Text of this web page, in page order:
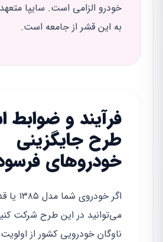
خودرو الزامی است. سایپا
به این قشر از جامعه است.
فرآیند و ضوابط
طرح جایگزینی
خودروهای
اگر
می‌توانید در این طرح شرکت